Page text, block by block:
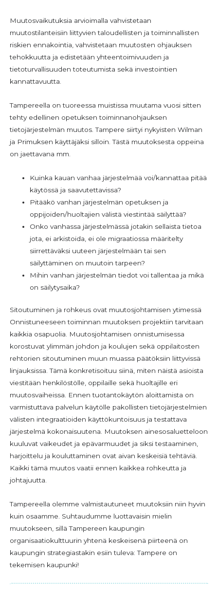
Muutosvaikutuksia arvioimalla vahvistetaan
muutostilanteisiin liittyvien taloudellisten ja toiminnallisten
riskien ennakointia, vahvistetaan muutosten ohjauksen
tehokkuutta ja edistetään yhteentoimivuuden ja
tietoturvallisuuden toteutumista sekä investointien
kannattavuutta.
Tampereella on tuoreessa muistissa muutama vuosi sitten
tehty edellinen opetuksen toiminnanohjauksen
tietojärjestelmän muutos. Tampere siirtyi nykyisten Wilman
ja Primuksen käyttäjäksi silloin. Tästä muutoksesta oppeina
on jaettavana mm.
Kuinka kauan vanhaa järjestelmää voi/kannattaa pitää
käytössä ja saavutettavissa?
Pitääkö vanhan järjestelmän opetuksen ja
oppijoiden/huoltajien välistä viestintää säilyttää?
Onko vanhassa järjestelmässä jotakin sellaista tietoa
jota, ei arkistoida, ei ole migraatiossa määritelty
siirrettäväksi uuteen järjestelmään tai sen
säilyttäminen on muutoin tarpeen?
Mihin vanhan järjestelmän tiedot voi tallentaa ja mikä
on säilytysaika?
Sitoutuminen ja rohkeus ovat muutosjohtamisen ytimessä
Onnistuneeseen toiminnan muutoksen projektiin tarvitaan
kaikkia osapuolia. Muutosjohtamisen onnistumisessa
korostuvat ylimmän johdon ja koulujen sekä oppilaitosten
rehtorien sitoutuminen muun muassa päätöksiin liittyvissä
linjauksissa. Tämä konkretisoituu siinä, miten näistä asioista
viestitään henkilöstölle, oppilaille sekä huoltajille eri
muutosvaiheissa. Ennen tuotantokäytön aloittamista on
varmistuttava palvelun käytölle pakollisten tietojärjestelmien
välisten integraatioiden käyttökuntoisuus ja testattava
järjestelmä kokonaisuutena. Muutoksen ainesosaluetteloon
kuuluvat vaikeudet ja epävarmuudet ja siksi testaaminen,
harjoittelu ja kouluttaminen ovat aivan keskeisiä tehtäviä.
Kaikki tämä muutos vaatii ennen kaikkea rohkeutta ja
johtajuutta.
Tampereella olemme valmistautuneet muutoksiin niin hyvin
kuin osaamme. Suhtaudumme luottavaisin mielin
muutokseen, sillä Tampereen kaupungin
organisaatiokulttuurin yhtenä keskeisenä piirteenä on
kaupungin strategiastakin esiin tuleva: Tampere on
tekemisen kaupunki!